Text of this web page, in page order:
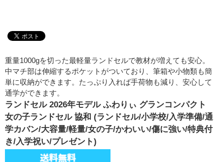
重量1000gを切った最軽量ランドセルで教材が増えても安心。
中マチ部は伸縮するポケットがついており、筆箱や小物類も簡
単に収納ができます。たっぷり入れば手荷物も減り、安心して
通学ができます。
ランドセル 2026年モデル ふわりぃ グランコンパクト
女の子ランドセル 協和 (ランドセル/小学校/入学準備/通
学カバン/大容量/軽量/女の子/かわいい/傷に強い/特典付
き/入学祝い/プレゼント)